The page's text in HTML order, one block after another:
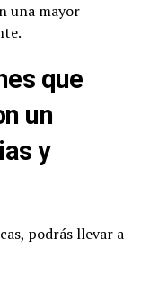
una mayor
que
un
y
podrás llevar a